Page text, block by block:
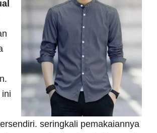
seringkali pemakaiannya